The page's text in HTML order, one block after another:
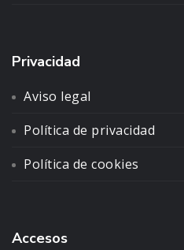
Privacidad
Aviso legal
Política de privacidad
Política de cookies
Accesos